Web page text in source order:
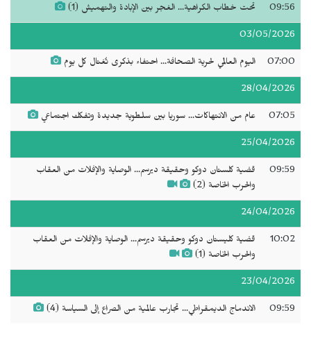
09:56 تحت خطاب الكراهية... الغجر بين الإبادة والتهميش (1)
03/05/2026
07:00 اليوم العالمي لحرية الصحافة... احتفاء بذكرى تُغتال كل يوم
28/04/2026
07:05 عام من الانتهاكات... سوريا بين سلطوية جديدة وتفكك اجتماعي
25/04/2026
09:59
قضية كلستان دوكو وحقيقة ديرسم... الوصاية والإفلات من العقاب
والحرب الخاصة (2)
24/04/2026
10:02
قضية كليستان دوكو وحقيقة ديرسم... الوصاية والإفلات من العقاب
والحرب الخاصة (1)
23/04/2026
09:59 الاندماج الديمقراطي... تجارب عالمية من الصراع إلى السياسة (4)